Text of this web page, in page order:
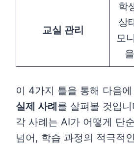
교실 관리
학
상
모
이 4가지 틀을 통해 다음
실제 사례를 살펴볼 것입니
각 사례는 AI가 어떻게 단
넘어, 학습 과정의 적극적인